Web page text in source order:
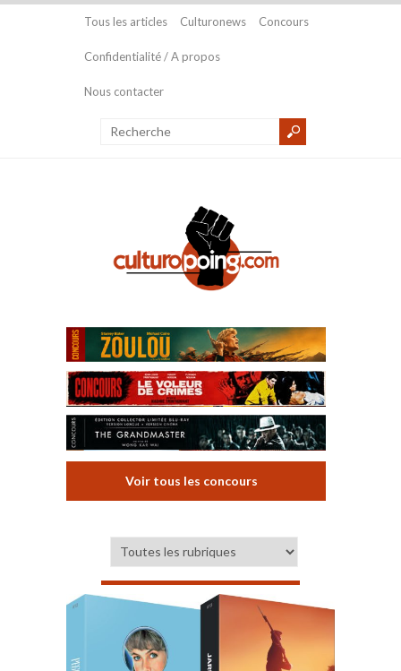
Tous les articles Culturonews Concours
Confidentialité / A propos
Nous contacter
Voir tous les concours